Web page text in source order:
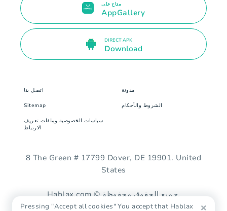
متاح على
AppGallery
DIRECT APK
Download
اتصل بنا مدونة
Sitemap الشروط والأحكام
سياسات الخصوصية وملفات تعريف
الارتباط
8 The Green # 17799 Dover, DE 19901. United
States
Hablax.com © جميع الحقوق محفوظة.
Pressing "Accept all cookies" You accept that Hablax